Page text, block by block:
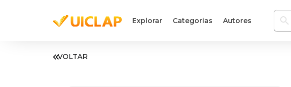
Explorar Categorias Autores
VOLTAR